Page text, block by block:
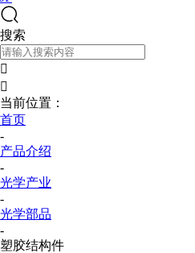
搜索


当前位置：
首页
-
产品介绍
-
光学产业
-
光学部品
-
塑胶结构件